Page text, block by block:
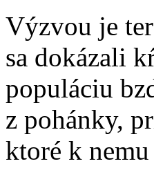
Výzvou je
sa dokázali
populáciu
z pohánky,
ktoré k